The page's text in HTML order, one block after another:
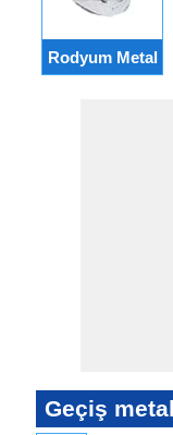
Rodyum Metal
Geçiş